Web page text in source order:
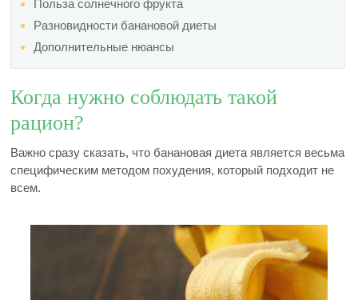
Польза солнечного фрукта
Разновидности банановой диеты
Дополнительные нюансы
Когда нужно соблюдать такой
рацион?
Важно сразу сказать, что банановая диета является весьма
специфическим методом похудения, который подходит не
всем.